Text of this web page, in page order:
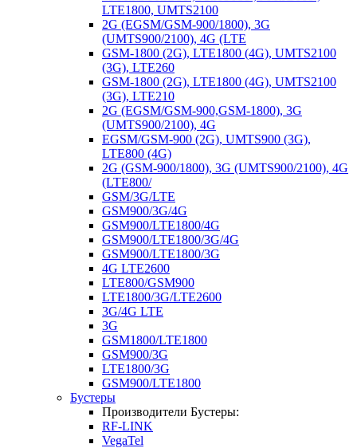
LTE1800, UMTS2100
2G (EGSM/GSM-900/1800), 3G
(UMTS900/2100), 4G (LTE
GSM-1800 (2G), LTE1800 (4G), UMTS2100
(3G), LTE260
GSM-1800 (2G), LTE1800 (4G), UMTS2100
(3G), LTE210
2G (EGSM/GSM-900,GSM-1800), 3G
(UMTS900/2100), 4G
EGSM/GSM-900 (2G), UMTS900 (3G),
LTE800 (4G)
2G (GSM-900/1800), 3G (UMTS900/2100), 4G
(LTE800/
GSM/3G/LTE
GSM900/3G/4G
GSM900/LTE1800/4G
GSM900/LTE1800/3G/4G
GSM900/LTE1800/3G
4G LTE2600
LTE800/GSM900
LTE1800/3G/LTE2600
3G/4G LTE
3G
GSM1800/LTE1800
GSM900/3G
LTE1800/3G
GSM900/LTE1800
Бустеры
Производители Бустеры:
RF-LINK
VegaTel